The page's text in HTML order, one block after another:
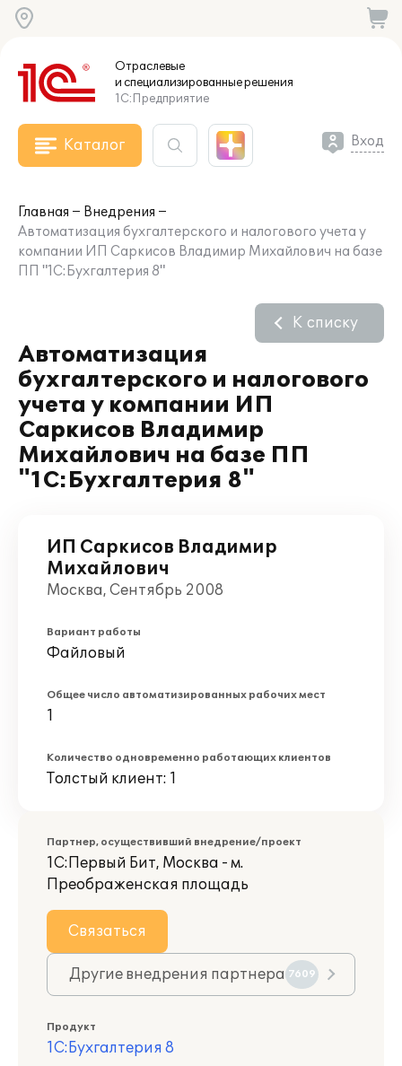
Отраслевые
и специализированныерешения
1С:Предприятие
Каталог Вход
Главная
Внедрения
Автоматизация бухгалтерского и налогового учета у
компании ИП Саркисов Владимир Михайлович на базе
ПП "1С:Бухгалтерия 8"
Автоматизация
бухгалтерского и налогового
учета у компании ИП
Саркисов Владимир
Михайлович на базе ПП
"1С:Бухгалтерия 8"
К списку
ИП Саркисов Владимир
Михайлович
Москва, Сентябрь 2008
Вариант работы
Файловый
Общее число автоматизированных рабочих мест
1
Количество одновременно работающих клиентов
Толстый клиент: 1
Партнер, осуществивший внедрение/проект
1С:Первый Бит, Москва - м.
Преображенская площадь
Связаться
Другие внедрения партнера 7609
Продукт
1С:Бухгалтерия 8